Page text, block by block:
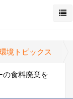
境トピックス
の食料廃棄を